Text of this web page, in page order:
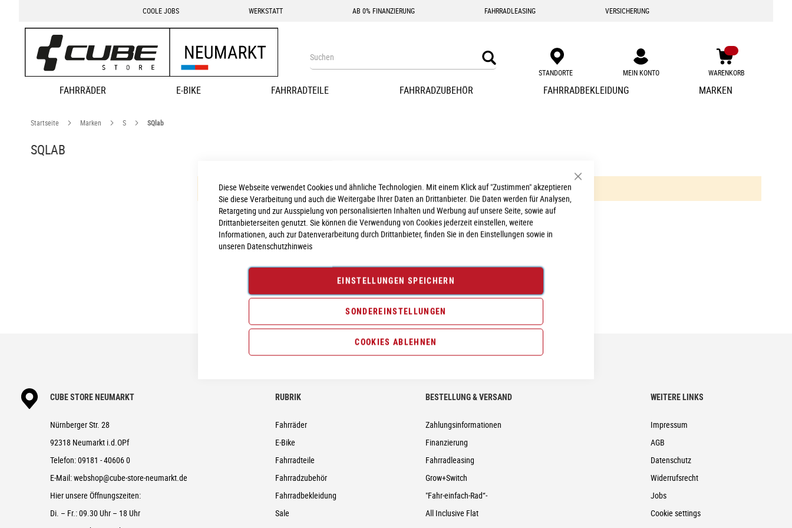
Schließen
Diese Webseite verwendet Cookies und ähnliche Technologien. Mit einem Klick auf "Zustimmen" akzeptieren
Sie diese Verarbeitung und auch die Weitergabe Ihrer Daten an Drittanbieter. Die Daten werden für Analysen,
Retargeting und zur Ausspielung von personalisierten Inhalten und Werbung auf unsere Seite, sowie auf
Drittanbieterseiten genutzt. Sie können die Verwendung von Cookies jederzeit einstellen, weitere
Informationen, auch zur Datenverarbeitung durch Drittanbieter, finden Sie in den Einstellungen sowie in
unseren Datenschutzhinweis
EINSTELLUNGEN SPEICHERN
SONDEREINSTELLUNGEN
COOKIES ABLEHNEN
COOLE JOBS WERKSTATT AB 0% FINANZIERUNG FAHRRADLEASING VERSICHERUNG
MEIN KONTO WARENKORB
Search Search STANDORTE
FAHRRÄDER E-BIKE FAHRRADTEILE FAHRRADZUBEHÖR FAHRRADBEKLEIDUNG MARKEN
Startseite Marken S SQlab
SQLAB
Leider können wir keine passenden Produkte zu ihrer Auswahl finden.
Neumarkt - Newsletter
Anmelden
CUBE STORE NEUMARKT
Nürnberger Str. 28
92318 Neumarkt i.d.OPf
Telefon:09181 - 40606 0
E-Mail:webshop@cube-store-neumarkt.de
Hier unsere Öffnungszeiten:
Di. – Fr.: 09.30 Uhr – 18 Uhr
RUBRIK
Fahrräder
E-Bike
Fahrradteile
Fahrradzubehör
Fahrradbekleidung
Sale
BESTELLUNG & VERSAND
Zahlungsinformationen
Finanzierung
Fahrradleasing
Grow+Switch
"Fahr-einfach-Rad“-
All Inclusive Flat
WEITERE LINKS
Impressum
AGB
Datenschutz
Widerrufsrecht
Jobs
Cookie settings